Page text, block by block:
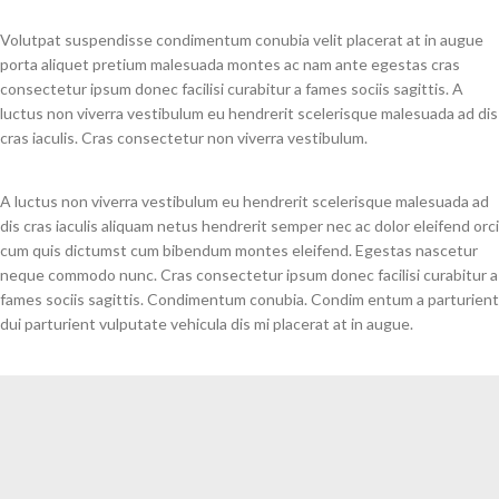
Volutpat suspendisse condimentum conubia velit placerat at in augue
porta aliquet pretium malesuada montes ac nam ante egestas cras
consectetur ipsum donec facilisi curabitur a fames sociis sagittis. A
luctus non viverra vestibulum eu hendrerit scelerisque malesuada ad dis
cras iaculis. Cras consectetur non viverra vestibulum.
A luctus non viverra vestibulum eu hendrerit scelerisque malesuada ad
dis cras iaculis aliquam netus hendrerit semper nec ac dolor eleifend orci
cum quis dictumst cum bibendum montes eleifend. Egestas nascetur
neque commodo nunc. Cras consectetur ipsum donec facilisi curabitur a
fames sociis sagittis. Condimentum conubia. Condim entum a parturient
dui parturient vulputate vehicula dis mi placerat at in augue.